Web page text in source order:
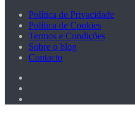
Política de Privacidade
Política de Cookies
Termos e Condições
Sobre o blog
Contacto